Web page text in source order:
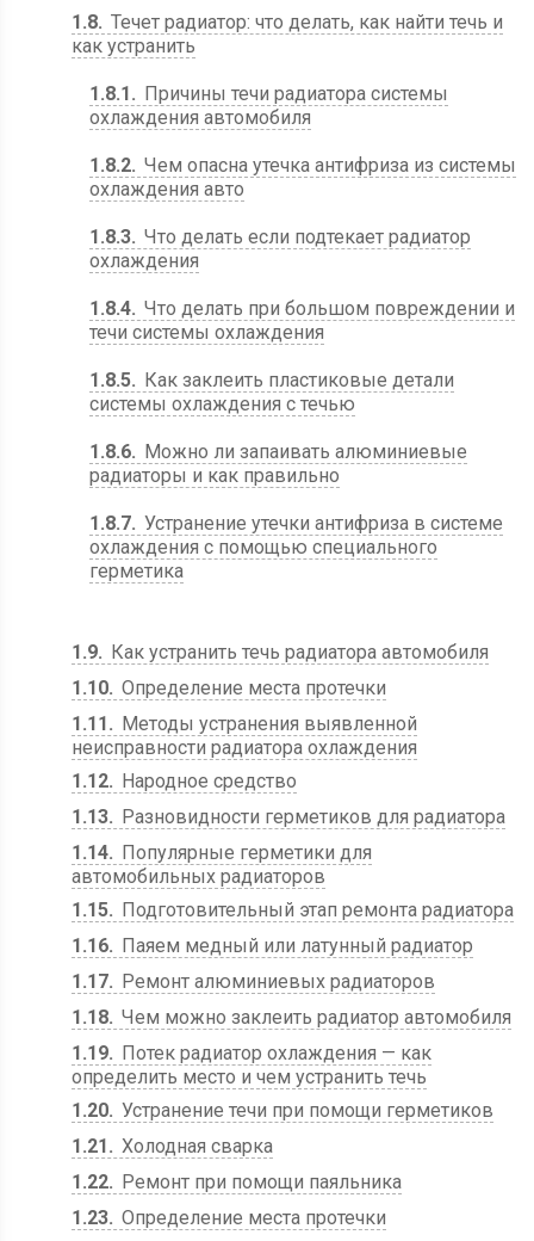
1.8 Течет радиатор: что делать, как найти течь и
как устранить
1.8.1
Причины течи радиатора системы
охлаждения автомобиля
1.8.2 Чем опасна утечка антифриза из системы
охлаждения авто
1.8.3 Что делать если подтекает радиатор
охлаждения
1.8.4 Что делать при большом повреждении и
течи системы охлаждения
1.8.5
Как заклеить пластиковые детали
системы охлаждения с течью
1.8.6
Можно ли запаивать алюминиевые
радиаторы и как правильно
1.8.7 Устранение утечки антифриза в системе
охлаждения с помощью специального
герметика
1.9
Как устранить течь радиатора автомобиля
1.10 Определение места протечки
1.11
Методы устранения выявленной
неисправности радиатора охлаждения
1.12
Народное средство
1.13
Разновидности герметиков для радиатора
1.14
Популярные герметики для
автомобильных радиаторов
1.15
Подготовительный этап ремонта радиатора
1.16
Паяем медный или латунный радиатор
1.17
Ремонт алюминиевых радиаторов
1.18 Чем можно заклеить радиатор автомобиля
1.19
Потек радиатор охлаждения — как
определить место и чем устранить течь
1.20 Устранение течи при помощи герметиков
1.21
Холодная сварка
1.22
Ремонт при помощи паяльника
1.23 Определение места протечки